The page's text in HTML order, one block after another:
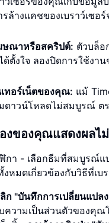
ล้างแคชของเบราว์เซ
ษณาหรือสคริปต์: ตัวบล็อ
ด้ตั้งใจ ลองปิดการใช้งา
ทอร์เน็ตของคุณ: แม้
ดาวน์โหลดไม่สมบูรณ์ ต
งของคุณแสดงผลไ
กา - เลือกธีมที่สมบูรณ์
หมดเกี่ยวข้องกับวิธีที่เ
ก "บันทึกการเปลี่ยนแปล
บความเป็นส่วนตัวของ